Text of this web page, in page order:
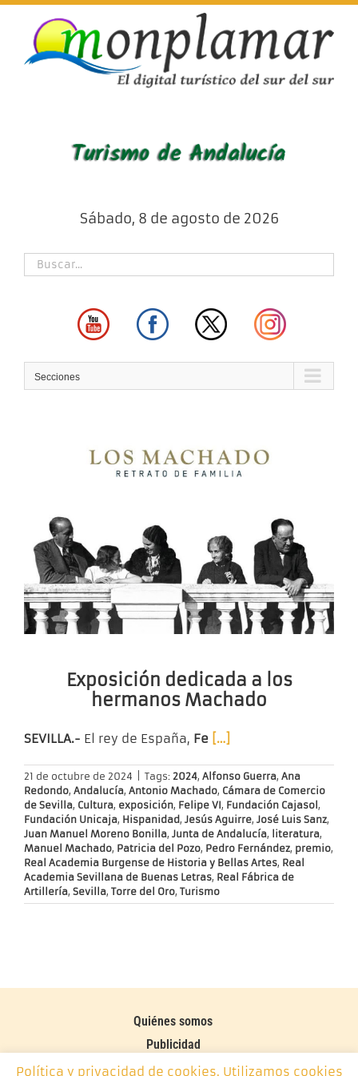
Skip
content
Sábado, 8 de agosto de 2026
Secciones
Exposición dedicada a los
hermanos Machado
SEVILLA.- El rey de España, Fe […]
21 de octubre de 2024 Tags: 2024, Alfonso Guerra, Ana
Redondo, Andalucía, Antonio Machado, Cámara de Comercio
de Sevilla, Cultura, exposición, Felipe VI, Fundación Cajasol ,
Fundación Unicaja, Hispanidad , Jesús Aguirre, José Luis Sanz,
Juan Manuel Moreno Bonilla, Junta de Andalucía, literatura,
Manuel Machado, Patricia del Pozo, Pedro Fernández, premio,
Real Academia Burgense de Historia y Bellas Artes, Real
Academia Sevillana de Buenas Letras, Real Fábrica de
Artillería, Sevilla, Torre del Oro, Turismo
Quiénes somos
Publicidad
Contacto
Política y privacidad de cookies. Utilizamos cookies